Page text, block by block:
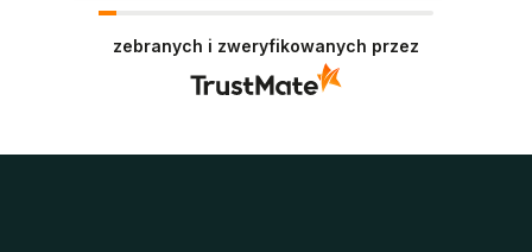
zebranych i zweryfikowanych przez